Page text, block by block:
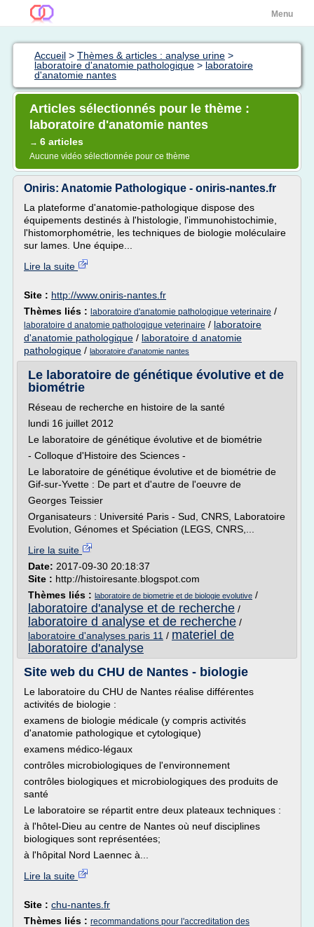
Menu
Accueil > Thèmes & articles : analyse urine >
laboratoire d'anatomie pathologique > laboratoire
d'anatomie nantes
Articles sélectionnés pour le thème :
laboratoire d'anatomie nantes
→ 6 articles
Aucune vidéo sélectionnée pour ce thème
Oniris: Anatomie Pathologique - oniris-nantes.fr
La plateforme d'anatomie-pathologique dispose des
équipements destinés à l'histologie, l'immunohistochimie,
l'histomorphométrie, les techniques de biologie moléculaire
sur lames. Une équipe...
Lire la suite
Site : http://www.oniris-nantes.fr
Thèmes liés : laboratoire d'anatomie pathologique veterinaire /
laboratoire d anatomie pathologique veterinaire / laboratoire
d'anatomie pathologique / laboratoire d anatomie
pathologique / laboratoire d'anatomie nantes
Le laboratoire de génétique évolutive et de
biométrie
Réseau de recherche en histoire de la santé
lundi 16 juillet 2012
Le laboratoire de génétique évolutive et de biométrie
- Colloque d'Histoire des Sciences -
Le laboratoire de génétique évolutive et de biométrie de
Gif-sur-Yvette : De part et d'autre de l'oeuvre de
Georges Teissier
Organisateurs : Université Paris - Sud, CNRS, Laboratoire
Evolution, Génomes et Spéciation (LEGS, CNRS,...
Lire la suite
Date: 2017-09-30 20:18:37
Site : http://histoiresante.blogspot.com
Thèmes liés : laboratoire de biometrie et de biologie evolutive /
laboratoire d'analyse et de recherche /
laboratoire d analyse et de recherche /
laboratoire d'analyses paris 11 / materiel de
laboratoire d'analyse
Site web du CHU de Nantes - biologie
Le laboratoire du CHU de Nantes réalise différentes
activités de biologie :
examens de biologie médicale (y compris activités
d'anatomie pathologique et cytologique)
examens médico-légaux
contrôles microbiologiques de l'environnement
contrôles biologiques et microbiologiques des produits de
santé
Le laboratoire se répartit entre deux plateaux techniques :
à l'hôtel-Dieu au centre de Nantes où neuf disciplines
biologiques sont représentées;
à l'hôpital Nord Laennec à...
Lire la suite
Site : chu-nantes.fr
Thèmes liés : recommandations pour l'accreditation des